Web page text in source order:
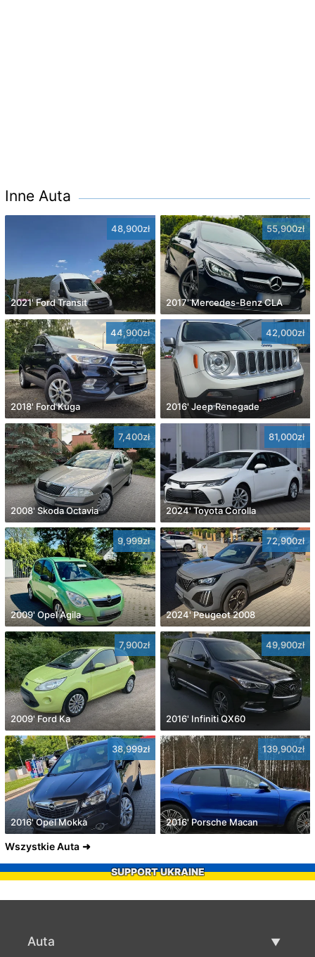
Inne Auta
48,900zł
2021' Ford Transit
55,900zł
2017' Mercedes-Benz CLA
44,900zł
2018' Ford Kuga
42,000zł
2016' Jeep Renegade
7,400zł
2008' Skoda Octavia
81,000zł
2024' Toyota Corolla
9,999zł
2009' Opel Agila
72,900zł
2024' Peugeot 2008
7,900zł
2009' Ford Ka
49,900zł
2016' Infiniti QX60
38,999zł
2016' Opel Mokka
139,900zł
2016' Porsche Macan
Wszystkie Auta
SUPPORT UKRAINE
Auta